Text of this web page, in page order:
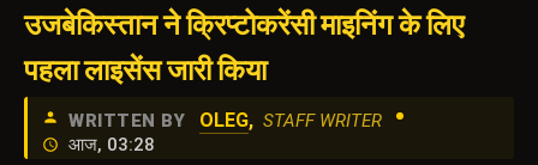
उजबेकिस्तान ने क्रिप्टोकरेंसी माइनिंग के लिए
पहला लाइसेंस जारी किया
WRITTEN BY OLEG, STAFF WRITER •
आज, 03:28